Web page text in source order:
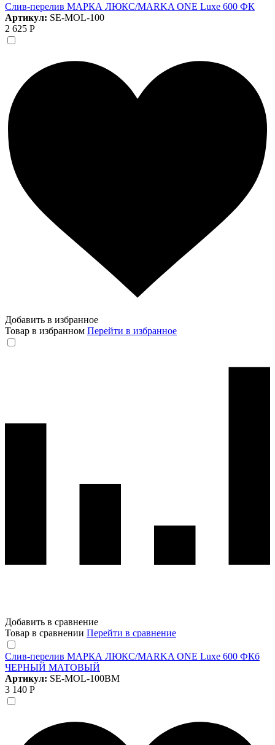
Слив-перелив МАРКА ЛЮКС/MARKA ONE Luxe 600 ФК
Артикул: SE-MOL-100
2 625 Р
Добавить в избранное
Товар в избранном Перейти в избранное
Добавить в сравнение
Товар в сравнении Перейти в сравнение
Слив-перелив МАРКА ЛЮКС/MARKA ONE Luxe 600 ФКб
ЧЕРНЫЙ МАТОВЫЙ
Артикул: SE-MOL-100BM
3 140 Р